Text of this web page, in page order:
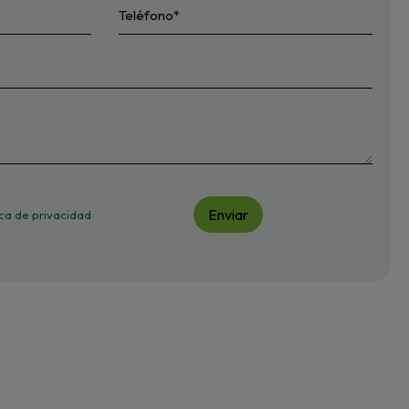
de privacidad Enviar